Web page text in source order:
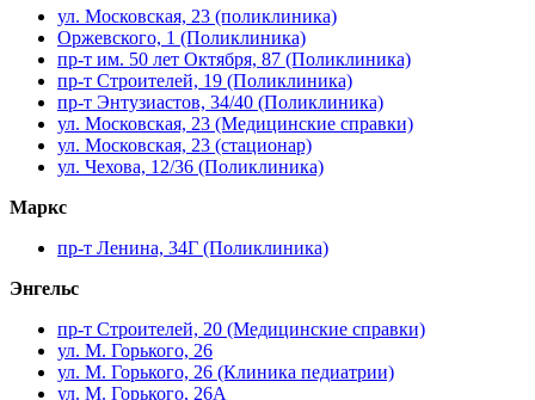
ул. Московская, 23 (поликлиника)
Оржевского, 1 (Поликлиника)
пр-т им. 50 лет Октября, 87 (Поликлиника)
пр-т Строителей, 19 (Поликлиника)
пр-т Энтузиастов, 34/40 (Поликлиника)
ул. Московская, 23 (Медицинские справки)
ул. Московская, 23 (стационар)
ул. Чехова, 12/36 (Поликлиника)
Маркс
пр-т Ленина, 34Г (Поликлиника)
Энгельс
пр-т Строителей, 20 (Медицинские справки)
ул. М. Горького, 26
ул. М. Горького, 26 (Клиника педиатрии)
ул. М. Горького, 26А